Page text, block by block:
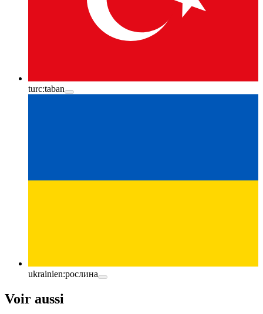
turc:taban
ukrainien:рослина
Voir aussi